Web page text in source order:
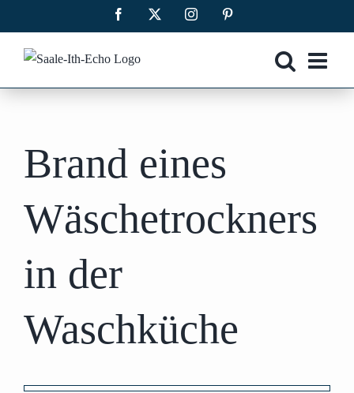
Inhalt
springen
Facebook Instagram
Brand eines
Wäschetrockners
in der
Waschküche